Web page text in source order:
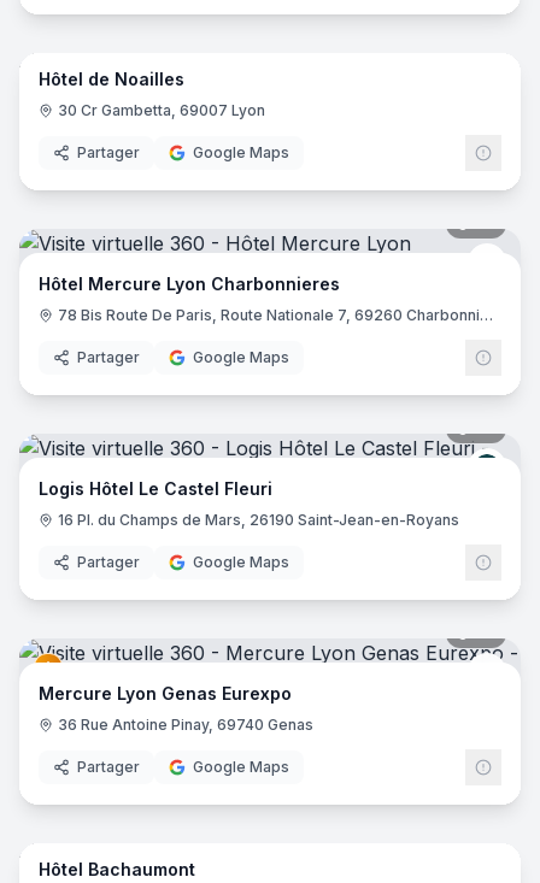
17
Hôtel de Noailles
30 Cr Gambetta, 69007 Lyon
Partager Google Maps
Hôtel Mercure Lyon Charbonnieres
78 Bis Route De Paris, Route Nationale 7, 69260 Charbonnières-les-Bains
Partager Google Maps
Logis Hôtel Le Castel Fleuri
16 Pl. du Champs de Mars, 26190 Saint-Jean-en-Royans
Partager Google Maps
Mercure Lyon Genas Eurexpo
36 Rue Antoine Pinay, 69740 Genas
Partager Google Maps
10
Hôtel Bachaumont